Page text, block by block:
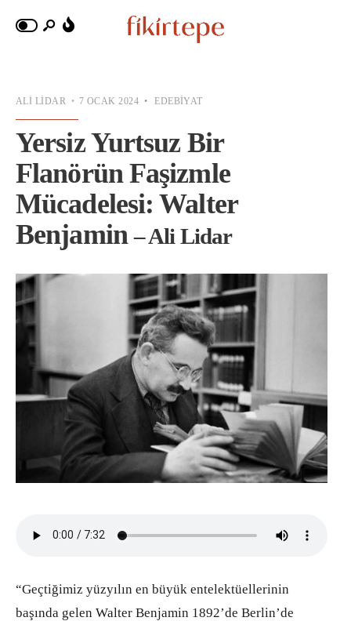
ALI LIDAR • 7 OCAK 2024 • EDEBIYAT
Yersiz Yurtsuz Bir
Flanörün Faşizmle
Mücadelesi: Walter
Benjamin– Ali Lidar
“Geçtiğimiz yüzyılın en büyük entelektüellerinin
başında gelen Walter Benjamin 1892’de Berlin’de